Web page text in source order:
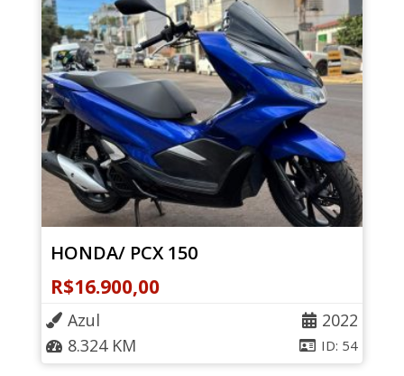
HONDA/ PCX 150
R$16.900,00
2022
Azul
ID: 54
8.324 KM